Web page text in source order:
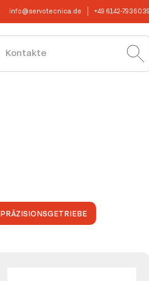
info@servotecnica.de +49 6142-7936039
Kontakte
PRÄZISIONSGETRIEBE